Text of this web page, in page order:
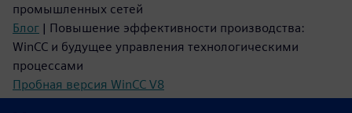
промышленных сетей
Блог | Повышение эффективности производства:
WinCC и будущее управления технологическими
процессами
Пробная версия WinCC V8
Демо-проект